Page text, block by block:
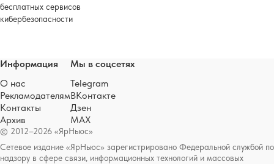
бесплатных сервисов
кибербезопасности
© 2012–2026 «ЯрНьюс»
Сетевое издание «ЯрНьюс» зарегистрировано Федеральной службой по
надзору в сфере связи, информационных технологий и массовых
Информация
О нас
Рекламодателям
Контакты
Архив
Мы в соцсетях
Telegram
ВКонтакте
Дзен
MAX